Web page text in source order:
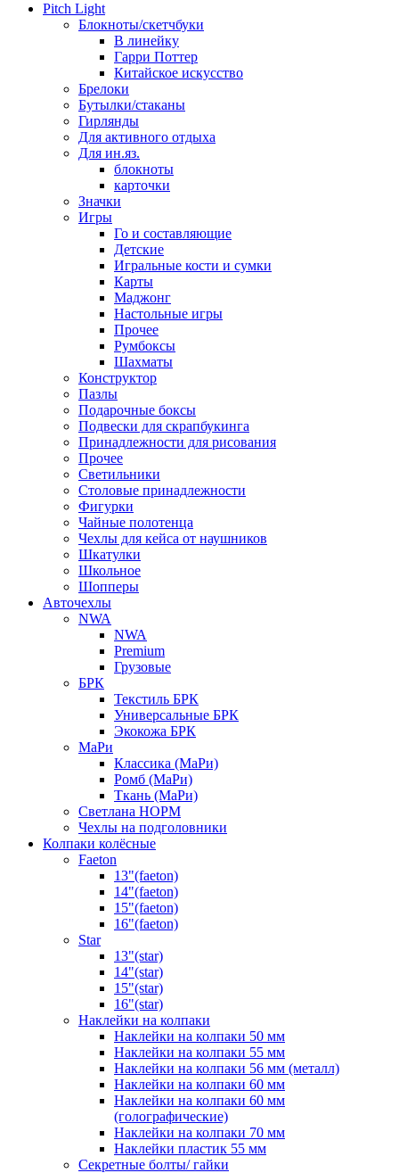
Pitch Light
Блокноты/скетчбуки
В линейку
Гарри Поттер
Китайское искусство
Брелоки
Бутылки/стаканы
Гирлянды
Для активного отдыха
Для ин.яз.
блокноты
карточки
Значки
Игры
Го и составляющие
Детские
Игральные кости и сумки
Карты
Маджонг
Настольные игры
Прочее
Румбоксы
Шахматы
Конструктор
Пазлы
Подарочные боксы
Подвески для скрапбукинга
Принадлежности для рисования
Прочее
Светильники
Столовые принадлежности
Фигурки
Чайные полотенца
Чехлы для кейса от наушников
Шкатулки
Школьное
Шопперы
Авточехлы
NWA
NWA
Premium
Грузовые
БРК
Текстиль БРК
Универсальные БРК
Экокожа БРК
МаРи
Классика (МаРи)
Ромб (МаРи)
Ткань (МаРи)
Светлана НОРМ
Чехлы на подголовники
Колпаки колёсные
Faeton
13"(faeton)
14"(faeton)
15"(faeton)
16"(faeton)
Star
13"(star)
14"(star)
15"(star)
16"(star)
Наклейки на колпаки
Наклейки на колпаки 50 мм
Наклейки на колпаки 55 мм
Наклейки на колпаки 56 мм (металл)
Наклейки на колпаки 60 мм
Наклейки на колпаки 60 мм
(голографические)
Наклейки на колпаки 70 мм
Наклейки пластик 55 мм
Секретные болты/ гайки